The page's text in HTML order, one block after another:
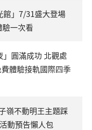
館」7/31盛大登場
一次看
」圓滿成功 北觀處
體驗接軌國際四季
嶺不動明王主題踩
動預告懶人包